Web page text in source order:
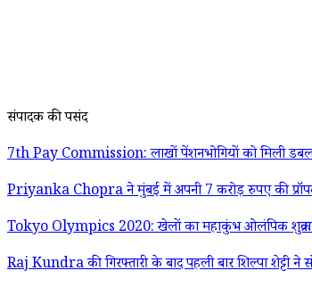
संपादक की पसंद
7th Pay Commission: लाखों पेंशनभोगियों को मिली
Priyanka Chopra ने मुंबई में अपनी 7 करोड़ रुपए की
Tokyo Olympics 2020: खेलों का महाकुंभ ओलंपिक
Raj Kundra की गिरफ्तारी के बाद पहली बार शिल्पा